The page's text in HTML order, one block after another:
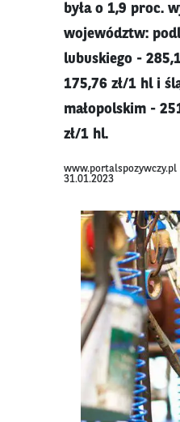
była o 1,9 proc.
województw:
lubuskiego -
175,76 zł/1 hl i
małopolskim -
zł/1 hl.
www.portalspozywczy.pl
31.01.2023